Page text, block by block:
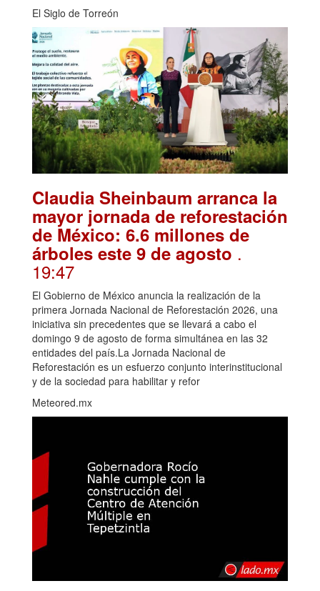
El Siglo de Torreón
Claudia Sheinbaum arranca la
mayor jornada de reforestación
de México: 6.6 millones de
árboles este 9 de agosto .
19:47
El Gobierno de México anuncia la realización de la
primera Jornada Nacional de Reforestación 2026, una
iniciativa sin precedentes que se llevará a cabo el
domingo 9 de agosto de forma simultánea en las 32
entidades del país.La Jornada Nacional de
Reforestación es un esfuerzo conjunto interinstitucional
y de la sociedad para habilitar y refor
Meteored.mx